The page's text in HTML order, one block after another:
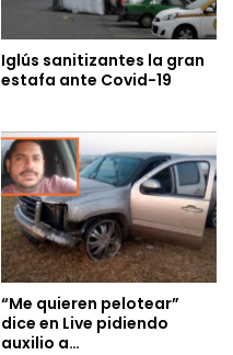
Iglús sanitizantes la gran
estafa ante Covid-19
“Me quieren pelotear”
dice en Live pidiendo
auxilio a…